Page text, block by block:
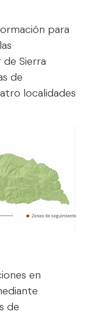
para
Sierra
de
localidades
en
de